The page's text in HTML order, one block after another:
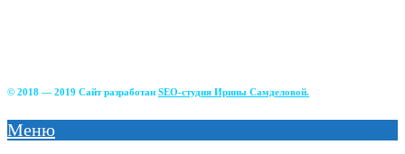
© 2018 — 2019 Сайт разработан SEO-студия Ирины Самделовой.
Меню